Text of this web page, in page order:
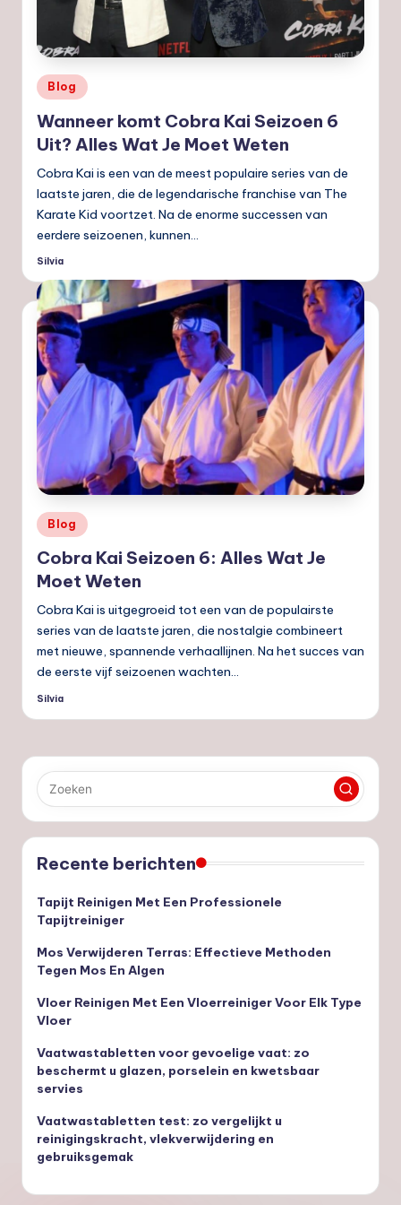
Geplaatst
in
Blog
Wanneer komt Cobra Kai Seizoen 6
Uit? Alles Wat Je Moet Weten
Cobra Kai is een van de meest populaire series van de
laatste jaren, die de legendarische franchise van The
Karate Kid voortzet. Na de enorme successen van
eerdere seizoenen, kunnen…
Geplaatst
Silvia
Geplaatst
in
Blog
Cobra Kai Seizoen 6: Alles Wat Je
Moet Weten
Cobra Kai is uitgegroeid tot een van de populairste
series van de laatste jaren, die nostalgie combineert
met nieuwe, spannende verhaallijnen. Na het succes van
de eerste vijf seizoenen wachten…
Geplaatst
Silvia
Recente berichten
Tapijt Reinigen Met Een Professionele
Tapijtreiniger
Mos Verwijderen Terras: Effectieve Methoden
Tegen Mos En Algen
Vloer Reinigen Met Een Vloerreiniger Voor Elk Type
Vloer
Vaatwastabletten voor gevoelige vaat: zo
beschermt u glazen, porselein en kwetsbaar
servies
Vaatwastabletten test: zo vergelijkt u
reinigingskracht, vlekverwijdering en
gebruiksgemak